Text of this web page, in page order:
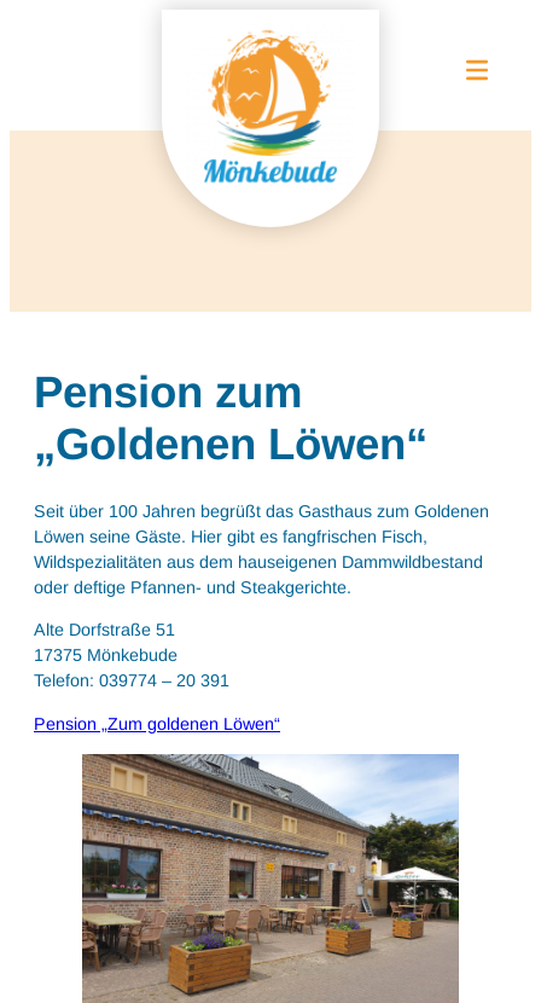
Pension zum
„Goldenen Löwen“
Seit über 100 Jahren begrüßt das Gasthaus zum Goldenen
Löwen seine Gäste. Hier gibt es fangfrischen Fisch,
Wildspezialitäten aus dem hauseigenen Dammwildbestand
oder deftige Pfannen- und Steakgerichte.
Alte Dorfstraße 51
17375 Mönkebude
Telefon: 039774 – 20 391
Pension „Zum goldenen Löwen“